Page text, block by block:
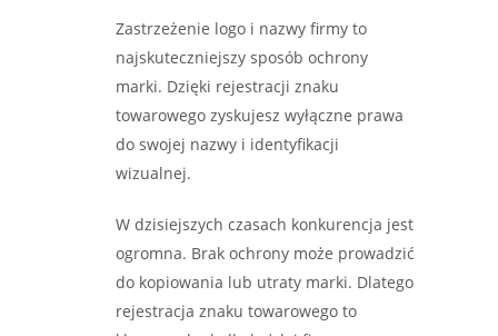
Zastrzeżenie logo i nazwy firmy to
najskuteczniejszy sposób ochrony
marki. Dzięki rejestracji znaku
towarowego zyskujesz wyłączne prawa
do swojej nazwy i identyfikacji
wizualnej.
W dzisiejszych czasach konkurencja jest
ogromna. Brak ochrony może prowadzić
do kopiowania lub utraty marki. Dlatego
rejestracja znaku towarowego to